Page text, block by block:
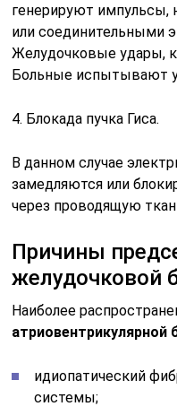
генерируют
или соединительными
Желудочковые удары,
Больные испытывают
4. Блокада пучка Гиса.
В данном случае
замедляются или
через проводящую
Причины
желудочковой
Наиболее
атриовентрикулярной
идиопатический
системы;